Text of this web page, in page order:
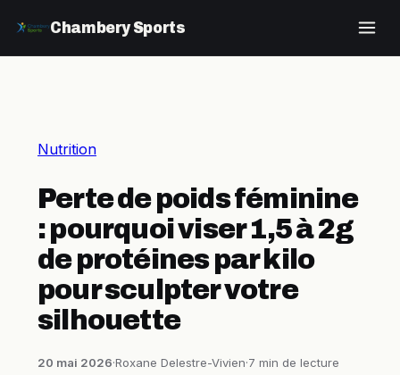
Chambery Sports
Nutrition
Perte de poids féminine
: pourquoi viser 1,5 à 2g
de protéines par kilo
pour sculpter votre
silhouette
20 mai 2026·Roxane Delestre-Vivien·7 min de lecture